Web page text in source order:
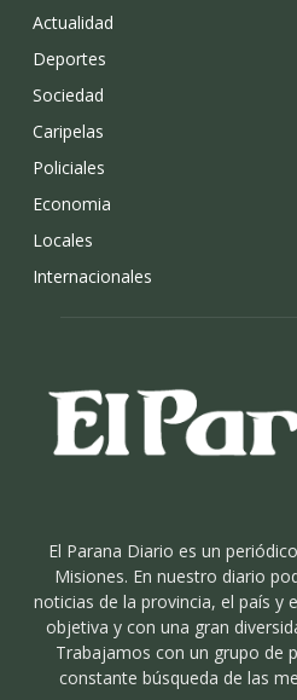
Actualidad
Deportes
Sociedad
Caripelas
Policiales
Economia
Locales
Internacionales
El Parana Diario es un
Misiones. En nuestro diario
noticias de la provincia, el país y
objetiva y con una gran
Trabajamos con un grupo de
constante búsqueda de las